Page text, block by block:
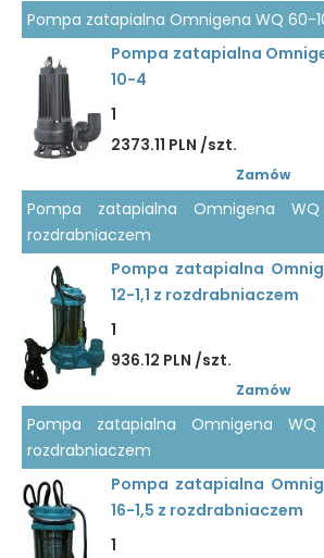
Pompa zatapialna Omnigena WQ 60-
Pompa zatapialna
10-4
1
2373.11 PLN /szt.
Zamów
Pompa zatapialna Omnigena WQ
rozdrabniaczem
Pompa zatapialna
12-1,1 z rozdrabniaczem
1
936.12 PLN /szt.
Zamów
Pompa zatapialna Omnigena WQ
rozdrabniaczem
Pompa zatapialna
16-1,5 z rozdrabniaczem
1